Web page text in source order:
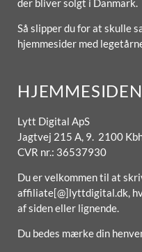
der bliver solgt i Danmark.
Så slipper du for at skulle
hjemmesider med
Lytt Digital ApS
Jagtvej 215 A, 9. 2100
CVR nr.: 36537930
Du er velkommen til at
affiliate[@]lyttdigital.dk,
af siden eller lignende.
Du bedes mærke din